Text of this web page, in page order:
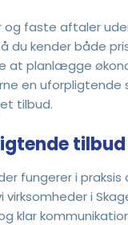
faste aftaler
du kender både
at planlægge
en
tilbud.
tilbud
fungerer i
i
klar